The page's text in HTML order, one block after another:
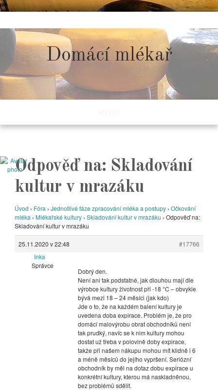
to
content
Domácí mlékař
Odpověď na: Skladování
kultur v mrazáku
Úvod › Fóra › Jednotlivé fáze zpracování mléka a postupy › Očkování
mléka › Mlékařské kultury › Skladování kultur v mrazáku › Odpověď na:
Skladování kultur v mrazáku
25.11.2020 v 22:48
#17766
Inka
Správce
Dobrý den.
Není ani tak podstatné, jak dlouhou mají dle
výrobce kultury životnost při -18 °C – obvykle
bývá mezi 18 – 24 měsíci (jak kdo)
Jde o to, že na každém balení kultury je
uvedena doba expirace. Problém je, že pro
domácí malovýrobu obrat obchodníků není
tak prudký, navíc se k nim kultury mohou
dostat už třeba v polovině doby expirace,
takže při našem nákupu mohou mít klidně i 6
a méně měsíců do jejího vypršení. Seriózní
obchodník by měl na dotaz dobu expirace u
konkrétní kultury, kterou má naskladněnou,
bez problémů sdělit.